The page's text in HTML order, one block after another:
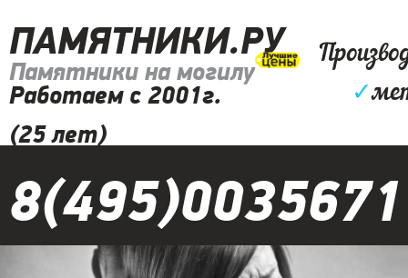
ПАМЯТНИКИ.РУ
Памятники на могилу
Работаем с 2001г.
(25 лет)
✓
8(495)0035671